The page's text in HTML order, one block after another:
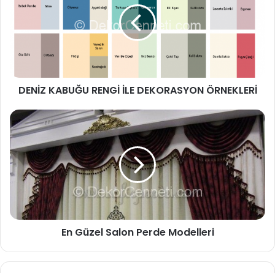
DENİZ KABUĞU RENGİ İLE DEKORASYON ÖRNEKLERİ
En Güzel Salon Perde Modelleri